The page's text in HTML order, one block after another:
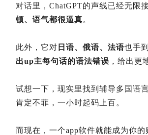
对话里，ChatGPT的声线已经无限
顿、语气都很逼真。
此外，它对 日语、俄语、法语也手
出up主每句话的语法错误 ，给出更
试想一下，现实里找到辅导多国语
肯定不菲，一小时起码上百。
而现在，一个app软件就能成为你的